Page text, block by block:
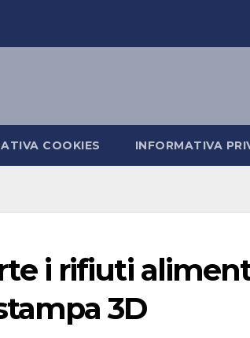
COOKIES INFORMATIVA
i rifiuti
3D